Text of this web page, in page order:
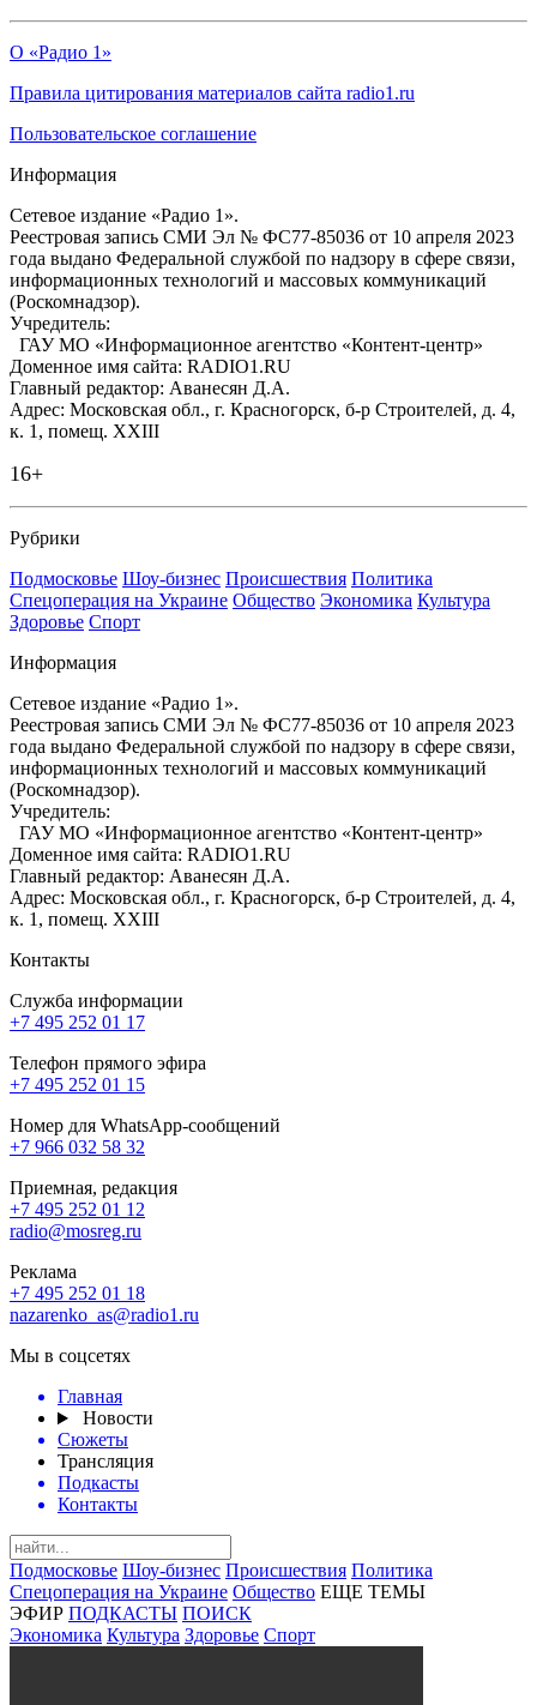
О «Радио 1»
Правила цитирования материалов сайта radio1.ru
Пользовательское соглашение
Информация
Сетевое издание «Радио 1».
Реестровая запись СМИ Эл № ФС77-85036 от 10 апреля 2023
года выдано Федеральной службой по надзору в сфере связи,
информационных технологий и массовых коммуникаций
(Роскомнадзор).
Учредитель:
ГАУ МО «Информационное агентство «Контент-центр»
Доменное имя сайта: RADIO1.RU
Главный редактор: Аванесян Д.А.
Адрес: Московская обл., г. Красногорск, б-р Строителей, д. 4,
к. 1, помещ. XXIII
16+
Рубрики
Подмосковье Шоу-бизнес Происшествия Политика
Спецоперация на Украине Общество Экономика Культура
Здоровье Спорт
Информация
Сетевое издание «Радио 1».
Реестровая запись СМИ Эл № ФС77-85036 от 10 апреля 2023
года выдано Федеральной службой по надзору в сфере связи,
информационных технологий и массовых коммуникаций
(Роскомнадзор).
Учредитель:
ГАУ МО «Информационное агентство «Контент-центр»
Доменное имя сайта: RADIO1.RU
Главный редактор: Аванесян Д.А.
Адрес: Московская обл., г. Красногорск, б-р Строителей, д. 4,
к. 1, помещ. XXIII
Контакты
Служба информации
+7 495 252 01 17
Телефон прямого эфира
+7 495 252 01 15
Номер для WhatsApp-сообщений
+7 966 032 58 32
Приемная, редакция
+7 495 252 01 12
radio@mosreg.ru
Реклама
+7 495 252 01 18
nazarenko_as@radio1.ru
Мы в соцсетях
Главная
Новости
Сюжеты
Трансляция
Подкасты
Контакты
Подмосковье Шоу-бизнес Происшествия Политика
Спецоперация на Украине Общество ЕЩЕ ТЕМЫ
ЭФИР ПОДКАСТЫ ПОИСК
Экономика Культура Здоровье Спорт